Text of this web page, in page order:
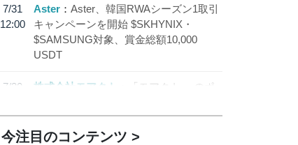
7/31
12:00
Aster
Aster、韓国RWAシーズン1取引
キャンペーンを開始 $SKHYNIX・
$SAMSUNG対象、賞金総額10,000
USDT
7/30
株式会社モアクト
「モアクト」 のポ
「 JPYC」を追加
今注目のコンテンツ